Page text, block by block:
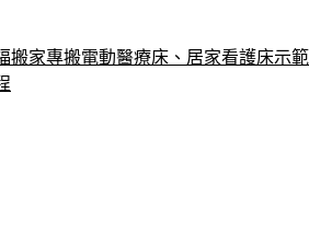
搬家專搬電動醫療床、居家看護床示範